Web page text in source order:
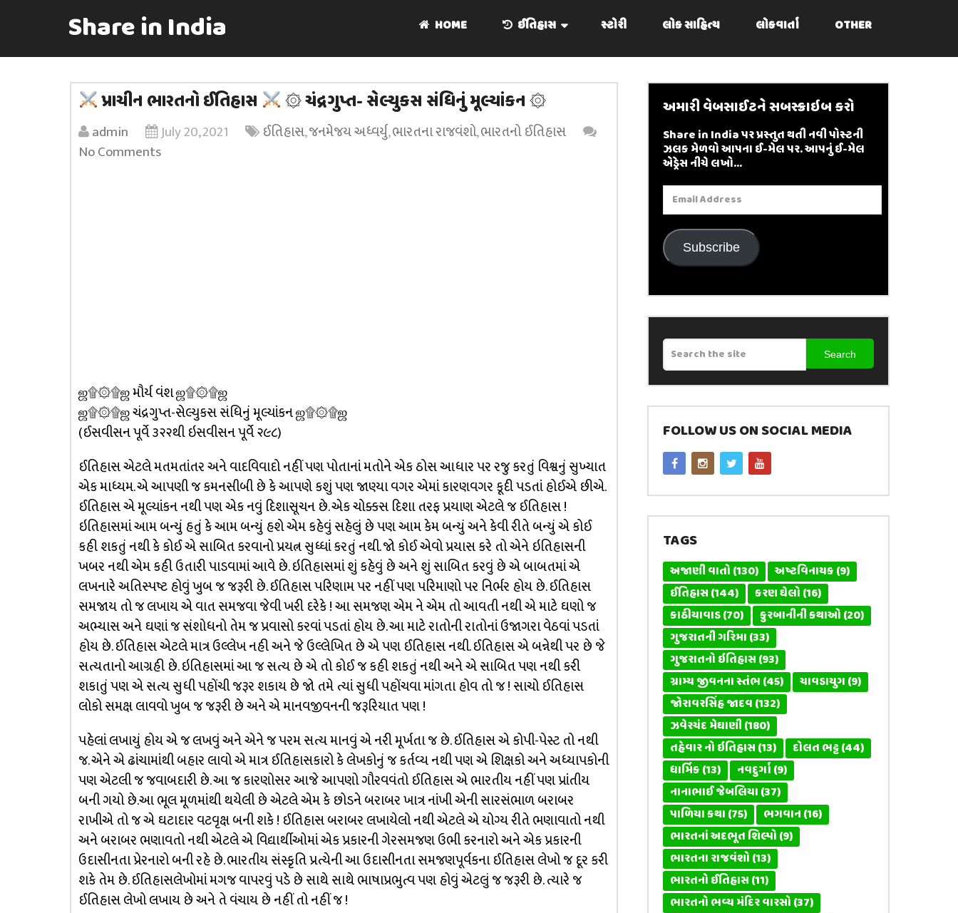
Share in India HOME ઈતિહાસ સ્ટોરી લોક સાહિત્ય લોકવાર્તા OTHER
પ્રાચીન ભારતનો ઈતિહાસ ۞ ચંદ્રગુપ્ત- સેલ્યુકસ સંધિનું મૂલ્યાંકન ۞
admin July 20, 2021 ઈતિહાસ,જનમેજય અધ્વર્યુ,ભારતના રાજવંશો,ભારતનો ઈતિહાસ
No Comments
ஜ۩۞۩ஜ મૌર્ય વંશ ஜ۩۞۩ஜ
ஜ۩۞۩ஜ ચંદ્રગુપ્ત-સેલ્યુકસ સંધિનું મૂલ્યાંકન ஜ۩۞۩ஜ
(ઈસવીસન પૂર્વે ૩૨૨થી ઇસવીસન પૂર્વે ૨૯૮)
ઈતિહાસ એટલે મતમતાંતર અને વાદવિવાદો નહીં પણ પોતાનાં મતોને એક ઠોસ આધાર પર રજુ કરતું વિશ્વનું સુખ્યાત
એક માધ્યમ. એ આપણી જ કમનસીબી છે કે આપણે કશું પણ જાણ્યા વગર એમાં કારણવગર કૂદી પડતાં હોઈએ છીએ.
ઈતિહાસ એ મૂલ્યાંકન નથી પણ એક નવું દિશાસૂચન છે. એક ચોક્કસ દિશા તરફ પ્રયાણ એટલે જ ઈતિહાસ !
ઇતિહાસમાં આમ બન્યું હતું કે આમ બન્યું હશે એમ કહેવું સહેલું છે પણ આમ કેમ બન્યું અને કેવી રીતે બન્યું એ કોઈ
કહી શકતું નથી કે કોઈ એ સાબિત કરવાનો પ્રયત્ન સુધ્ધાં કરતું નથી. જો કોઈ એવો પ્રયાસ કરે તો એને ઇતિહાસની
ખબર નથી એમ કહી ઉતારી પાડવામાં આવે છે. ઇતિહાસમાં શું કહેવું છે અને શું સાબિત કરવું છે એ બાબતમાં એ
લખનારે અતિસ્પષ્ટ હોવું ખુબ જ જરૂરી છે. ઈતિહાસ પરિણામ પર નહીં પણ પરિમાણો પર નિર્ભર હોય છે. ઈતિહાસ
સમજાય તો જ લખાય એ વાત સમજવા જેવી ખરી દરેકે ! આ સમજણ એમ ને એમ તો આવતી નથી એ માટે ઘણો જ
અભ્યાસ અને ઘણાં જ સંશોધનો તેમ જ પ્રવાસો કરવાં પડતાં હોય છે. આ માટે રાતોની રાતોનાં ઉજાગરા વેઠવાં પડતાં
હોય છે. ઈતિહાસ એટલે માત્ર ઉલ્લેખ નહી અને જે ઉલ્લેખિત છે એ પણ ઈતિહાસ નથી. ઈતિહાસ એ બન્નેથી પર છે જે
સત્યતાનો આગ્રહી છે. ઇતિહાસમાં આ જ સત્ય છે એ તો કોઈ જ કહી શકતું નથી અને એ સાબિત પણ નથી કરી
શકાતું પણ એ સત્ય સુધી પહોંચી જરૂર શકાય છે જો તમે ત્યાં સુધી પહોંચવા માંગતા હોવ તો જ ! સાચો ઈતિહાસ
લોકો સમક્ષ લાવવો ખુબ જ જરૂરી છે અને એ માનવજીવનની જરૂરિયાત પણ !
પહેલાં લખાયું હોય એ જ લખવું અને એને જ પરમ સત્ય માનવું એ નરી મૂર્ખતા જ છે. ઈતિહાસ એ કોપી-પેસ્ટ તો નથી
જ. એને એ ઢાંચામાંથી બહાર લાવો એ માત્ર ઈતિહાસકારો કે લેખકોનું જ કર્તવ્ય નથી પણ એ શિક્ષકો અને અધ્યાપકોની
પણ એટલી જ જવાબદારી છે. આ જ કારણોસર આજે આપણો ગૌરવવંતો ઈતિહાસ એ ભારતીય નહીં પણ પ્રાંતીય
બની ગયો છે.આ ભૂલ મૂળમાંથી થયેલી છે એટલે એમ કે છોડને બરાબર ખાત્ર નાંખી એની સારસંભાળ બરાબર
રાખીએ તો જ એ ઘટાદાર વટવૃક્ષ બની શકે ! ઈતિહાસ બરાબર લખાયેલો નથી એટલે એ યોગ્ય રીતે ભણાવાતો નથી
અને બરાબર ભણાવતો નથી એટલે એ વિદ્યાર્થીઓમાં એક પ્રકારની ગેરસમજણ ઉભી કરનારો અને એક પ્રકારની
ઉદાસીનતા પ્રેરનારો બની રહે છે. ભારતીય સંસ્કૃતિ પ્રત્યેની આ ઉદાસીનતા સમજણપૂર્વકના ઈતિહાસ લેખો જ દૂર કરી
શકે તેમ છે. ઈતિહાસલેખોમાં મગજ વાપરવું પડે છે સાથે સાથે ભાષાપ્રભુત્વ પણ હોવું એટલું જ જરૂરી છે. ત્યારે જ
ઈતિહાસ લેખો લખાય છે અને તે વંચાય છે નહીં તો નહીં જ !
અમારી વેબસાઈટને સબસ્ક્રાઇબ કરો
Share in India પર પ્રસ્તુત થતી નવી પોસ્ટની
ઝલક મેળવો આપના ઈ-મેલ પર. આપનું ઈ-મેલ
એડ્રેસ નીચે લખો...
Email
Address
Subscribe
Search
FOLLOW US ON SOCIAL MEDIA
TAGS
અજાણી વાતો(130) અષ્ટવિનાયક(9)
ઈતિહાસ(144) કરણ ઘેલો(16)
કાઠીયાવાડ(70) કુરબાનીની કથાઓ(20)
ગુજરાતની ગરિમા(33)
ગુજરાતનો ઇતિહાસ(93)
ગ્રામ્ય જીવનના સ્તંભ(45) ચાવડાયુગ(9)
જોરાવરસિંહ જાદવ(132)
ઝવેરચંદ મેઘાણી(180)
તહેવાર નો ઇતિહાસ(13) દોલત ભટ્ટ(44)
ધાર્મિક(13) નવદુર્ગા(9)
નાનાભાઈ જેબલિયા(37)
પાળિયા કથા(75) ભગવાન(16)
ભારતનાં અદભૂત શિલ્પો(9)
ભારતના રાજવંશો(13)
ભારતનો ઈતિહાસ(11)
ભારતનો ભવ્ય મંદિર વારસો(37)